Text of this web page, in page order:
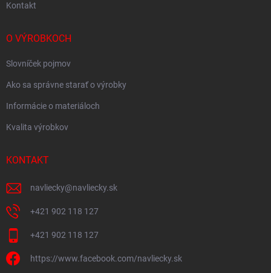
Kontakt
O VÝROBKOCH
Slovníček pojmov
Ako sa správne starať o výrobky
Informácie o materiáloch
Kvalita výrobkov
KONTAKT
navliecky@navliecky.sk
+421 902 118 127
+421 902 118 127
https://www.facebook.com/navliecky.sk